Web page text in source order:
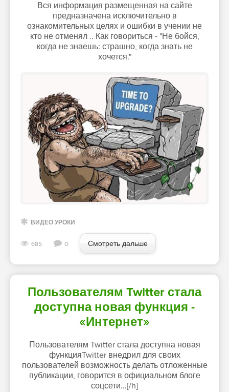
Вся информация размещенная на сайте
предназначена исключительно в
ознакомительных целях и ошибки в учении не
кто не отменял .. Как говориться - "Не бойся,
когда не знаешь: страшно, когда знать не
хочется."
ВИДЕО УРОКИ
685 0 Смотреть дальше
Пользователям Twitter стала
доступна новая функция -
«Интернет»
Пользователям Twitter стала доступна новая
функцияTwitter внедрил для своих
пользователей возможность делать отложенные
публикации, говорится в официальном блоге
соцсети...[/h]